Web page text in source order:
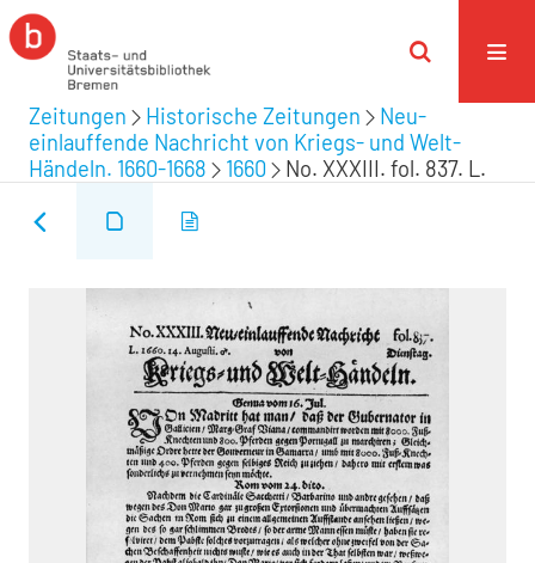
Zeitungen Historische Zeitungen
Neu-
einlauffende Nachricht von Kriegs- und Welt-
Händeln. 1660-1668
1660 No. XXXIII. fol. 837. L.